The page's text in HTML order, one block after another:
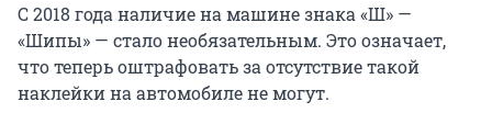
С 2018 года наличие на машине знака «Ш» —
«Шипы» — стало необязательным. Это означает,
что теперь оштрафовать за отсутствие такой
наклейки на автомобиле не могут.